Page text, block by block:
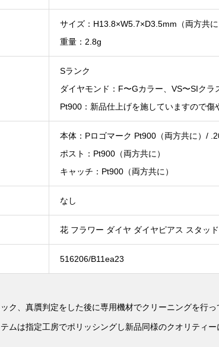
ク、真贋判定をした後に専用機材でクリーニングを行っ
ムは指定工房でポリッシングし新品同様のクオリティー
サイズ：H13.8×W5.7×D3.5mm（両方共に
重量：2.8g
Sランク
ダイヤモンド：F〜Gカラー、VS〜SIクラ
Pt900：新品仕上げを施していますので傷
本体：Pロゴマーク Pt900（両方共に）/
ポスト：Pt900（両方共に）
キャッチ：Pt900（両方共に）
なし
花 フラワー ダイヤ ダイヤピアス スタッ
516206/B11ea23